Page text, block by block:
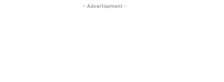
- Advertisement -